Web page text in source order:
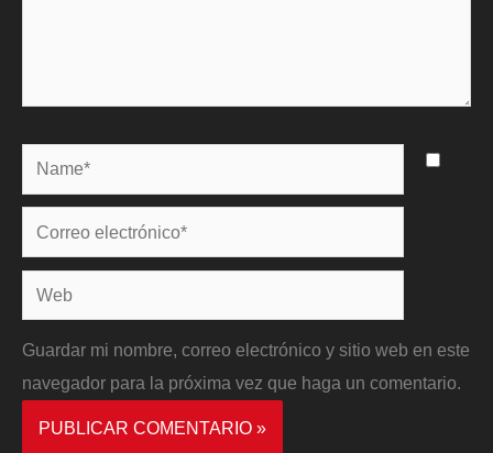
Name*
Correo
electrónico*
Web
Guardar mi nombre, correo electrónico y sitio web en este
navegador para la próxima vez que haga un comentario.